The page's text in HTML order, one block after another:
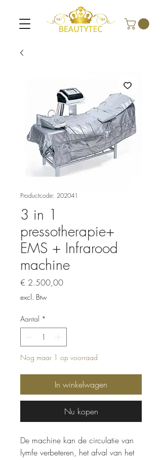
Productcode: 202041
3 in 1
pressotherapie+
EMS + Infrarood
machine
€ 2.500,00Prijs
excl. Btw
Aantal *
Nog maar 1 op voorraad
In winkelwagen
Nu kopen
De machine kan de circulatie van
lymfe verbeteren, het afval van het